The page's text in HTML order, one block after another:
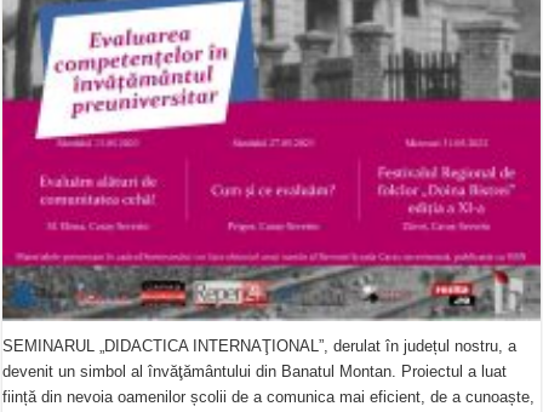
SEMINARUL „DIDACTICA INTERNAŢIONAL”, derulat în județul nostru, a
devenit un simbol al învăţământului din Banatul Montan. Proiectul a luat
ființă din nevoia oamenilor școlii de a comunica mai eficient, de a cunoaște,